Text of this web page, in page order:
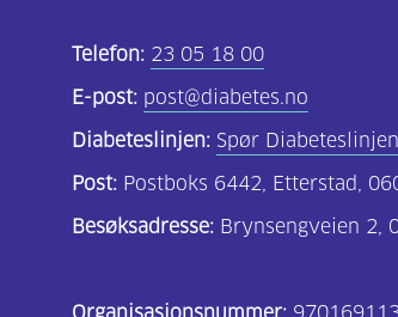
Telefon: 23 05 18 00
E-post: post@diabetes.no
Diabeteslinjen: Spør
Post: Postboks 6442, Etterstad,
Besøksadresse: Brynsengveien 2,